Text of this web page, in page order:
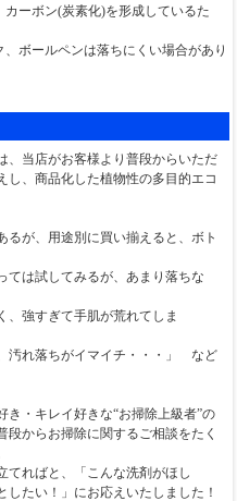
ーボン(炭素化)を形成しているた
ボールペンは落ちにくい場合があり
、当店がお客様より普段からいただ
し、商品化した植物性の多目的エコ
るが、用途別に買い揃えると、ボト
ては試してみるが、あまり落ちな
、強すぎて手肌が荒れてしま
汚れ落ちがイマイチ・・・」 など
き・キレイ好きな“お掃除上級者”の
段からお掃除に関するご相談をたく
てればと、「こんな洗剤がほし
したい！」にお応えいたしました！